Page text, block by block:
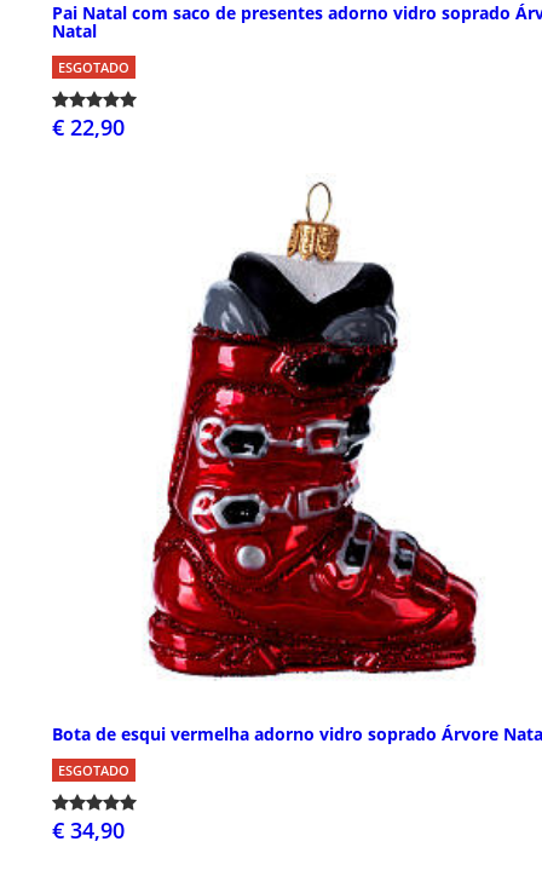
Pai Natal com saco de presentes adorno vidro soprado
Natal
ESGOTADO
€ 22,90
Bota de esqui vermelha adorno vidro soprado Árvore
ESGOTADO
€ 34,90